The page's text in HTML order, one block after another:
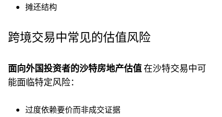
摊还结构
跨境交易中常见的估值风险
面向外国投资者的沙特房地产估值在沙特交易中可
能面临特定风险：
过度依赖要价而非成交证据